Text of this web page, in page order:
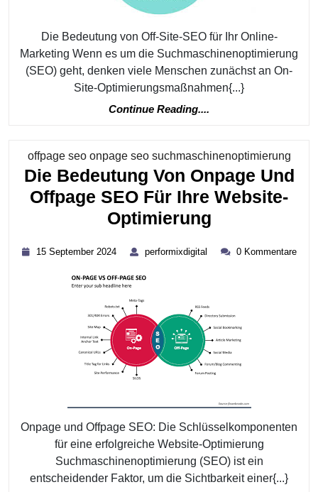
Sichtbarkeit
Die Bedeutung von Off-Site-SEO für Ihr Online-
Marketing Wenn es um die Suchmaschinenoptimierung
(SEO) geht, denken viele Menschen zunächst an On-
Site-Optimierungsmaßnahmen{...}
Continue Reading....
offpage seo onpage seo suchmaschinenoptimierung
Die Bedeutung Von Onpage Und
Offpage SEO Für Ihre Website-
OptimierungDie
Von
Offpage
SEO
Für
Website-
Optimierung
15 September 2024
2024
performixdigital performixdigital
0 Kommentare
Onpage und Offpage SEO: Die Schlüsselkomponenten
für eine erfolgreiche Website-Optimierung
Suchmaschinenoptimierung (SEO) ist ein
entscheidender Faktor, um die Sichtbarkeit einer{...}